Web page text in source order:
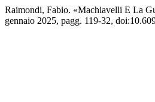
Raimondi, Fabio. «Machiavelli E La
gennaio 2025, pagg. 119-32,